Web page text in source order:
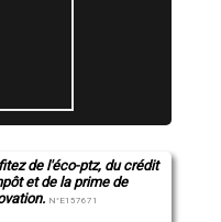
à Encausse
à Monguilhem
à Dému
à Le Brouilh-Monbert
à Haget
à Labéjan
de l'éco-ptz, du crédit
et de la prime de
N°E157671